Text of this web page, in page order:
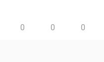
0 0 0